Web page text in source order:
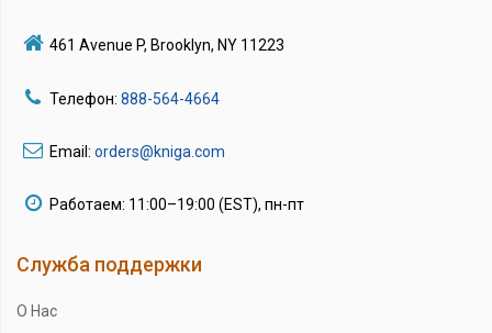
461 Avenue P, Brooklyn, NY 11223
Телефон: 888-564-4664
Email: orders@kniga.com
Работаем: 11:00–19:00 (EST), пн-пт
Служба поддержки
О Нас